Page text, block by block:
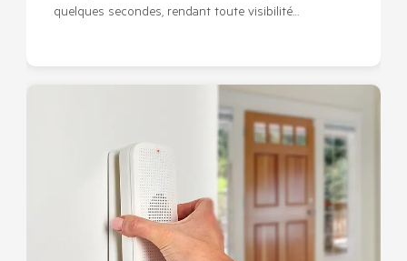
quelques secondes, rendant toute visibilité…